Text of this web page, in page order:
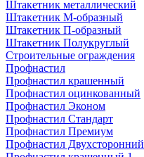
Штакетник металлический
Штакетник М-образный
Штакетник П-образный
Штакетник Полукруглый
Строительные ограждения
Профнастил
Профнастил крашенный
Профнастил оцинкованный
Профнастил Эконом
Профнастил Стандарт
Профнастил Премиум
Профнастил Двухсторонний